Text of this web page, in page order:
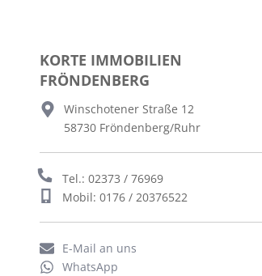
KORTE IMMOBILIEN
FRÖNDENBERG
Winschotener Straße 12
58730 Fröndenberg/Ruhr
Tel.: 02373 / 76969
Mobil: 0176 / 20376522
E-Mail an uns
WhatsApp